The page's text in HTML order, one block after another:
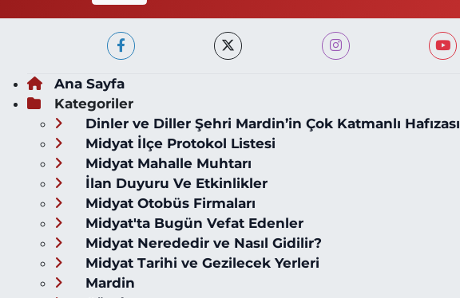
Ana Sayfa
Kategoriler
Dinler ve Diller Şehri Mardin’in Çok Katmanlı Hafızası
Midyat İlçe Protokol Listesi
Midyat Mahalle Muhtarı
İlan Duyuru Ve Etkinlikler
Midyat Otobüs Firmaları
Midyat'ta Bugün Vefat Edenler
Midyat Nerededir ve Nasıl Gidilir?
Midyat Tarihi ve Gezilecek Yerleri
Mardin